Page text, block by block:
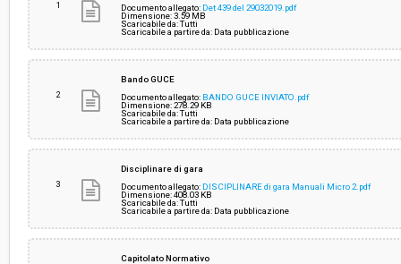
Responsabile attuale:
ESTAR - ENTE DI SUPPORTO TECNICO
REGIONALE - UOC FARMACI E DIAGNOSTICI
1
Documento allegato: Det 439 del 29032019.pdf
Dimensione: 3.59 MB
Scaricabile da: Tutti
Scaricabile a partire da: Data pubblicazione
2
Bando GUCE
Documento allegato: BANDO GUCE INVIATO.pdf
Dimensione: 278.29 KB
Scaricabile da: Tutti
Scaricabile a partire da: Data pubblicazione
3
Disciplinare di gara
Documento allegato: DISCIPLINARE di gara Manuali Micro 2.pdf
Dimensione: 408.03 KB
Scaricabile da: Tutti
Scaricabile a partire da: Data pubblicazione
Capitolato Normativo